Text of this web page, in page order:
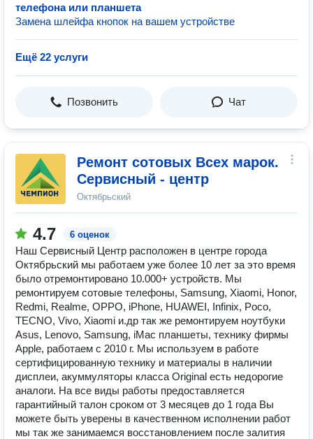
телефона или планшета
Замена шлейфа кнопок на вашем устройстве
Ещё 22 услуги
Позвонить Чат
Ремонт сотовых Всех марок.
Сервисный - центр
Октябрьский
4.7 6 оценок
Наш Сервисный Центр расположен в центре города
Октябрьский мы работаем уже более 10 лет за это время
было отремонтировано 10.000+ устройств. Мы
ремонтируем сотовые телефоны, Samsung, Xiaomi, Honor,
Redmi, Realme, OPPO, iPhone, HUAWEI, Infinix, Poco,
TECNO, Vivo, Xiaomi и.др так же ремонтируем ноутбуки
Asus, Lenovo, Samsung, iMac планшеты, технику фирмы
Apple, работаем с 2010 г. Мы используем в работе
сертифицированную технику и материалы в наличии
дисплеи, акуммуляторы класса Original есть недорогие
аналоги. На все виды работы предоставляется
гарантийный талон сроком от 3 месяцев до 1 года Вы
можете быть уверены в качественном исполнении работ
мы так же занимаемся восстановлением после залития